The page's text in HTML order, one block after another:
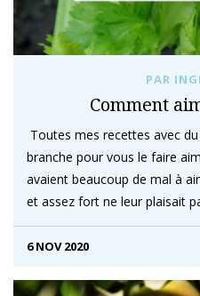
PAR
Comment
Toutes mes recettes avec
branche pour vous le faire
avaient beaucoup de mal à
et assez fort ne leur plaisait
6 NOV 2020